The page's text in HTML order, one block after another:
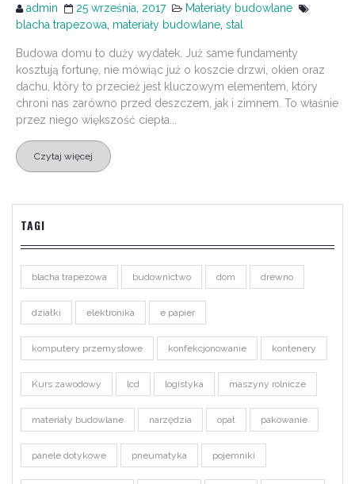
admin 25 września, 2017
Materiały budowlane
blacha trapezowa materiały budowlane stal
Budowa domu to duży wydatek. Już same fundamenty
kosztują fortunę, nie mówiąc już o koszcie drzwi, okien oraz
dachu, który to przecież jest kluczowym elementem, który
chroni nas zarówno przed deszczem, jak i zimnem. To właśnie
przez niego większość ciepła...
Czytaj więcej
TAGI
blacha trapezowa budownictwo dom drewno
działki elektronika e papier
komputery przemysłowe konfekcjonowanie kontenery
Kurs zawodowy lcd logistyka maszyny rolnicze
materiały budowlane narzędzia opał pakowanie
panele dotykowe pneumatyka pojemniki